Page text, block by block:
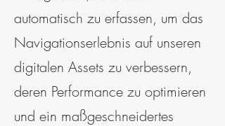
automatisch zu erfassen, um das
Navigationserlebnis auf unseren
digitalen Assets zu verbessern,
deren Performance zu optimieren
und ein maßgeschneidertes